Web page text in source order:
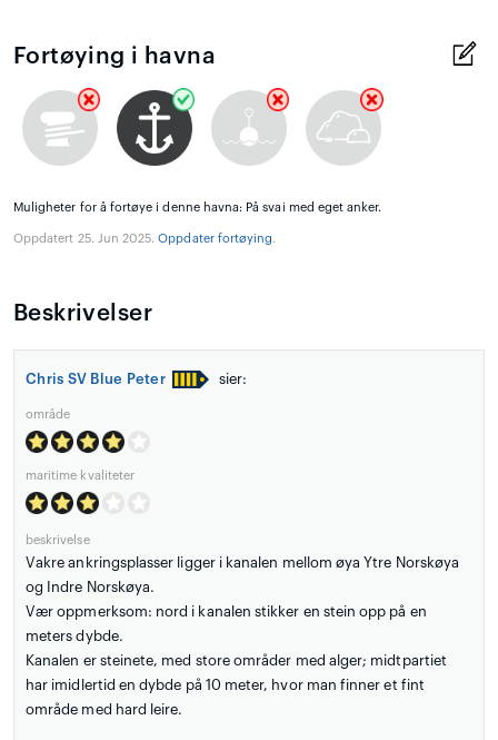
Fortøying i havna
Muligheter for å fortøye i denne havna: På svai med eget anker.
Oppdatert 25. Jun 2025.Oppdater fortøying.
Beskrivelser
Chris SV Blue Peter sier:
område
maritime kvaliteter
beskrivelse
Vakre ankringsplasser ligger i kanalen mellom øya Ytre Norskøya
og Indre Norskøya.
Vær oppmerksom: nord i kanalen stikker en stein opp på en
meters dybde.
Kanalen er steinete, med store områder med alger; midtpartiet
har imidlertid en dybde på 10 meter, hvor man finner et fint
område med hard leire.